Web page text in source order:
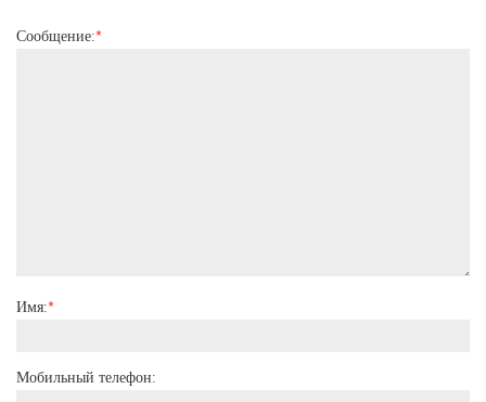
Сообщение:*
Имя:*
Мобильный телефон: